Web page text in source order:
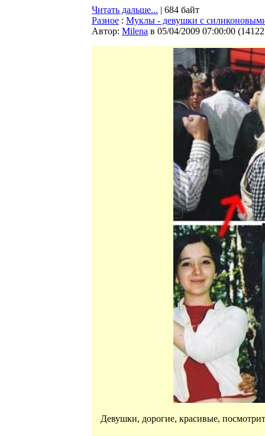
Читать дальше... | 684 байт
Разное : Муклы - девушки с
Автор: Milena в 05/04/2009 07:00:00 (
Девушки, дорогие, красивые,